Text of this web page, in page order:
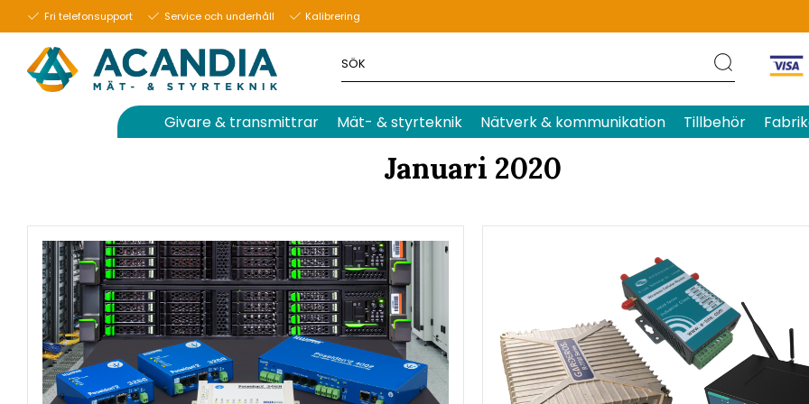
Fri telefonsupport Service och underhåll Kalibrering
Givare & transmittrar Mät- & styrteknik Nätverk & kommunikation Tillbehör
Januari 2020